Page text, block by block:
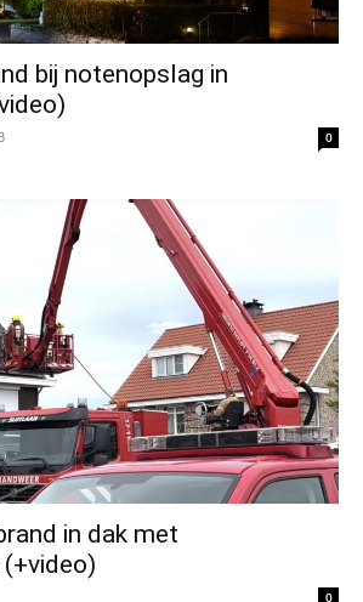
bij notenopslag in
0
in dak met
0